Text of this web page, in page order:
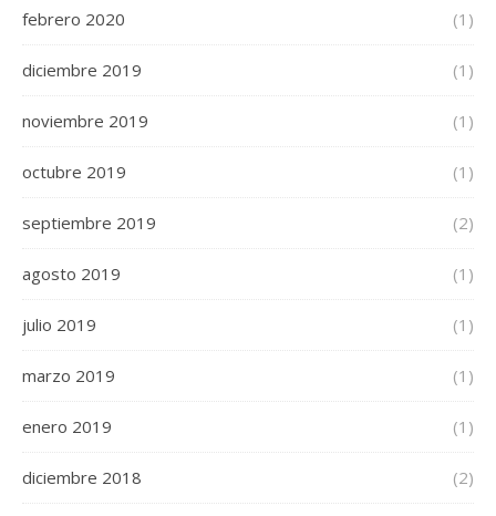
febrero 2020 (1)
diciembre 2019 (1)
noviembre 2019 (1)
octubre 2019 (1)
septiembre 2019 (2)
agosto 2019 (1)
julio 2019 (1)
marzo 2019 (1)
enero 2019 (1)
diciembre 2018 (2)